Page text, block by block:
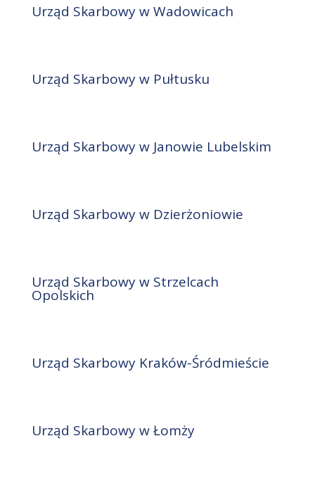
Urząd Skarbowy w Wadowicach
Urząd Skarbowy w Pułtusku
Urząd Skarbowy w Janowie Lubelskim
Urząd Skarbowy w Dzierżoniowie
Urząd Skarbowy w Strzelcach
Opolskich
Urząd Skarbowy Kraków-Śródmieście
Urząd Skarbowy w Łomży